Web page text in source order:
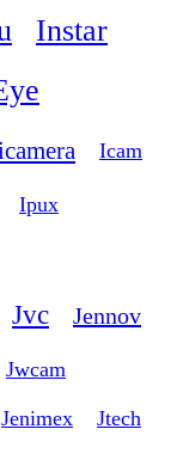
Instar
Icam
Ipux
Jvc Jennov
Jwcam
Jenimex Jtech